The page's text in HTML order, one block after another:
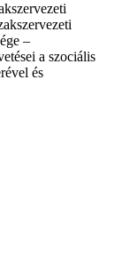
–
a szociális
és